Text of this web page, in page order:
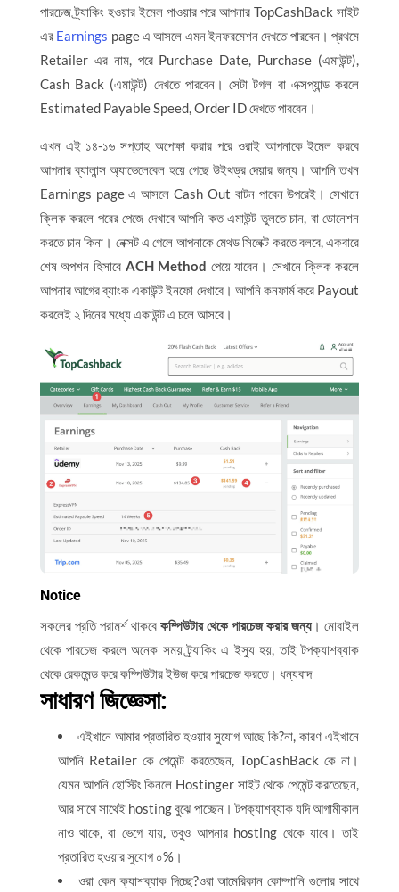
পারচেজ ট্র্যাকিং হওয়ার ইমেল পাওয়ার পরে আপনার TopCashBack সাইট
এর Earnings page এ আসলে এমন ইনফরমেশন দেখতে পারবেন। প্রথমে
Retailer এর নাম, পরে Purchase Date, Purchase (এমাউন্ট),
Cash Back (এমাউন্ট) দেখতে পারবেন। সেটা টগল বা এক্সপ্যান্ড করলে
Estimated Payable Speed, Order ID দেখতে পারবেন।
এখন এই ১৪-১৬ সপ্তাহ অপেক্ষা করার পরে ওরাই আপনাকে ইমেল করবে
আপনার ব্যালান্স অ্যাভেলেবেল হয়ে গেছে উইথড্র দেয়ার জন্য। আপনি তখন
Earnings page এ আসলে Cash Out বাটন পাবেন উপরেই। সেখানে
ক্লিক করলে পরের পেজে দেখাবে আপনি কত এমাউন্ট তুলতে চান, বা ডোনেশন
করতে চান কিনা। নেক্সট এ গেলে আপনাকে মেথড সিলেক্ট করতে বলবে, একবারে
শেষ অপশন হিসাবে ACH Method পেয়ে যাবেন। সেখানে ক্লিক করলে
আপনার আগের ব্যাংক একাউন্ট ইনফো দেখাবে। আপনি কনফার্ম করে Payout
করলেই ২ দিনের মধ্যে একাউন্ট এ চলে আসবে।
Notice
সকলের প্রতি পরামর্শ থাকবে কম্পিউটার থেকে পারচেজ করার জন্য । মোবাইল
থেকে পারচেজ করলে অনেক সময় ট্র্যাকিং এ ইস্যু হয়, তাই টপক্যাশব্যাক
থেকে রেকমেন্ড করে কম্পিউটার ইউজ করে পারচেজ করতে। ধন্যবাদ
সাধারণ জিজ্ঞেসা:
এইখানে আমার প্রতারিত হওয়ার সুযোগ আছে কি?না, কারণ এইখানে
আপনি Retailer কে পেমেন্ট করতেছেন, TopCashBack কে না।
যেমন আপনি হোস্টিং কিনলে Hostinger সাইট থেকে পেমেন্ট করতেছেন,
আর সাথে সাথেই hosting বুঝে পাচ্ছেন। টপক্যাশব্যাক যদি আগামীকাল
নাও থাকে, বা ভেগে যায়, তবুও আপনার hosting থেকে যাবে। তাই
প্রতারিত হওয়ার সুযোগ ০%।
ওরা কেন ক্যাশব্যাক দিচ্ছে?ওরা আমেরিকান কোম্পানি গুলোর সাথে